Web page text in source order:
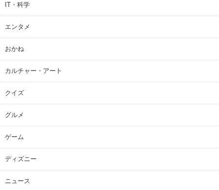
IT・科学
エンタメ
おかね
カルチャー・アート
クイズ
グルメ
ゲーム
ディズニー
ニュース